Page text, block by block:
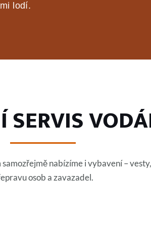
lodí.
SERVIS
nabízíme i vybavení –
osob a zavazadel.